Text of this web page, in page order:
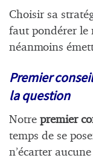
Choisir sa
faut pondérer le
néanmoins
Premier
la question
Notre premier
temps de se
n’écarter